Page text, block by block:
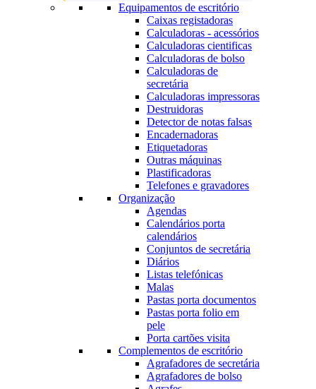
Equipamentos de escritório
Caixas registadoras
Calculadoras - acessórios
Calculadoras cientificas
Calculadoras de bolso
Calculadoras de
secretária
Calculadoras impressoras
Destruidoras
Detector de notas falsas
Encadernadoras
Etiquetadoras
Outras máquinas
Plastificadoras
Telefones e gravadores
Organização
Agendas
Calendários porta
calendários
Conjuntos de secretária
Diários
Listas telefónicas
Malas
Pastas porta documentos
Pastas porta folio em
pele
Porta cartões visita
Complementos de escritório
Agrafadores de secretária
Agrafadores de bolso